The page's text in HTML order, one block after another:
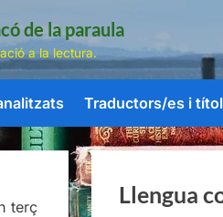
de la paraula
a la lectura.
Traductors/es i
Llengua
terç